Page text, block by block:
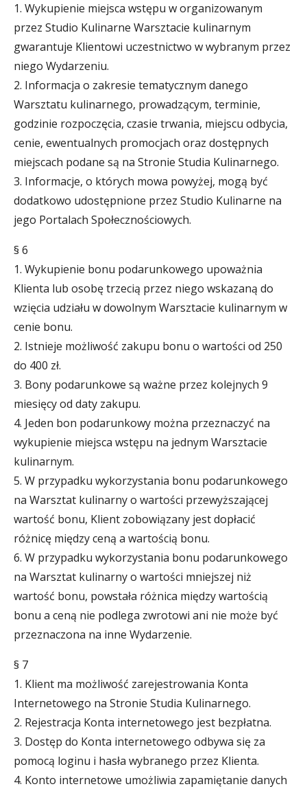
1. Wykupienie miejsca wstępu w organizowanym
przez Studio Kulinarne Warsztacie kulinarnym
gwarantuje Klientowi uczestnictwo w wybranym przez
niego Wydarzeniu.
2. Informacja o zakresie tematycznym danego
Warsztatu kulinarnego, prowadzącym, terminie,
godzinie rozpoczęcia, czasie trwania, miejscu odbycia,
cenie, ewentualnych promocjach oraz dostępnych
miejscach podane są na Stronie Studia Kulinarnego.
3. Informacje, o których mowa powyżej, mogą być
dodatkowo udostępnione przez Studio Kulinarne na
jego Portalach Społecznościowych.
§ 6
1. Wykupienie bonu podarunkowego upoważnia
Klienta lub osobę trzecią przez niego wskazaną do
wzięcia udziału w dowolnym Warsztacie kulinarnym w
cenie bonu.
2. Istnieje możliwość zakupu bonu o wartości od 250
do 400 zł.
3. Bony podarunkowe są ważne przez kolejnych 9
miesięcy od daty zakupu.
4. Jeden bon podarunkowy można przeznaczyć na
wykupienie miejsca wstępu na jednym Warsztacie
kulinarnym.
5. W przypadku wykorzystania bonu podarunkowego
na Warsztat kulinarny o wartości przewyższającej
wartość bonu, Klient zobowiązany jest dopłacić
różnicę między ceną a wartością bonu.
6. W przypadku wykorzystania bonu podarunkowego
na Warsztat kulinarny o wartości mniejszej niż
wartość bonu, powstała różnica między wartością
bonu a ceną nie podlega zwrotowi ani nie może być
przeznaczona na inne Wydarzenie.
§ 7
1. Klient ma możliwość zarejestrowania Konta
Internetowego na Stronie Studia Kulinarnego.
2. Rejestracja Konta internetowego jest bezpłatna.
3. Dostęp do Konta internetowego odbywa się za
pomocą loginu i hasła wybranego przez Klienta.
4. Konto internetowe umożliwia zapamiętanie danych